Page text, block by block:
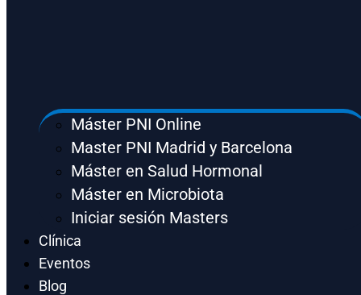
Máster PNI Online
Master PNI Madrid y Barcelona
Máster en Salud Hormonal
Máster en Microbiota
Iniciar sesión Masters
Clínica
Eventos
Blog